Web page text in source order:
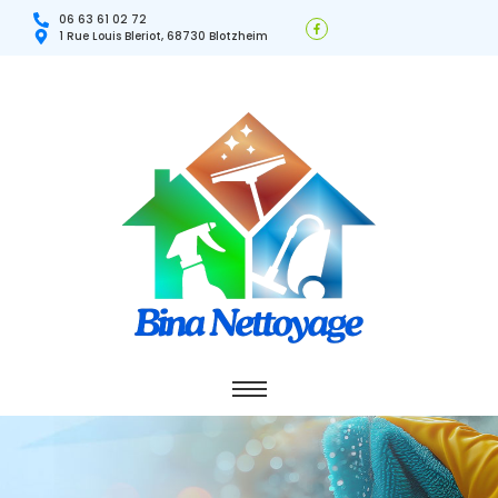
06 63 61 02 72
1 Rue Louis Bleriot, 68730 Blotzheim